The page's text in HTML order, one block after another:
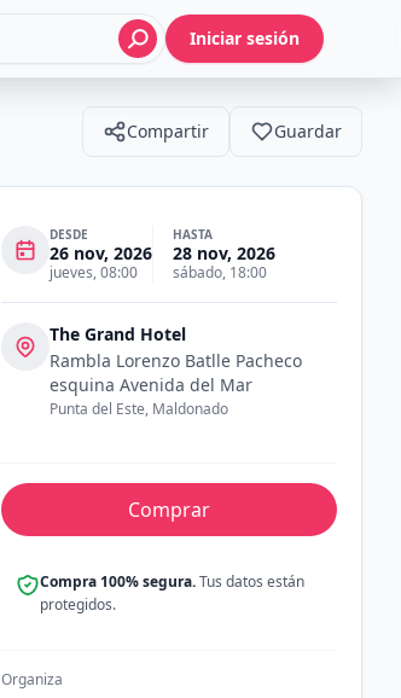
Iniciar sesión
Compartir Guardar
DESDE
26 nov, 2026
jueves,08:00
HASTA
28 nov, 2026
sábado, 18:00
The Grand Hotel
Rambla Lorenzo Batlle Pacheco
esquina Avenida del Mar
Punta del Este, Maldonado
Comprar
Compra 100% segura.Tus datos están
protegidos.
Organiza